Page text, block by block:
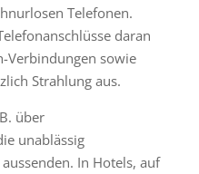
Telefonen.
daran
Verbindungen sowie
Strahlung aus.
über
unablässig
In Hotels, auf